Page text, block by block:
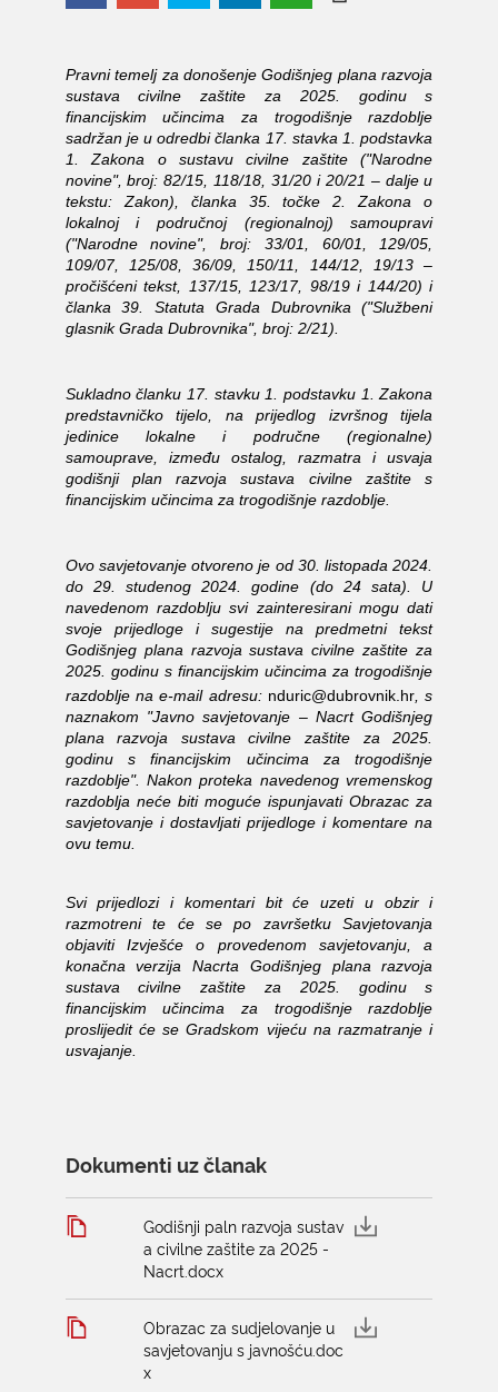
Pravni temelj za donošenje Godišnjeg plana razvoja
sustava civilne zaštite za 2025. godinu s
financijskim učincima za trogodišnje razdoblje
sadržan je u odredbi članka 17. stavka 1. podstavka
1. Zakona o sustavu civilne zaštite ("Narodne
novine", broj: 82/15, 118/18, 31/20 i20/21 – dalje u
tekstu: Zakon), članka 35. točke 2. Zakona o
lokalnoj i područnoj (regionalnoj) samoupravi
("Narodne novine", broj: 33/01, 60/01, 129/05,
109/07, 125/08, 36/09, 150/11, 144/12, 19/13 –
pročišćeni tekst, 137/15, 123/17, 98/19 i 144/20) i
članka39. Statuta Grada Dubrovnika ("Službeni
glasnik Grada Dubrovnika", broj: 2/21).
Sukladno članku 17. stavku 1. podstavku 1. Zakona
predstavničko tijelo, na prijedlog izvršnog tijela
jedinice lokalne i područne (regionalne)
samouprave, između ostalog, razmatra i usvaja
godišnji plan razvoja sustava civilne zaštite s
financijskim učincima za trogodišnje razdoblje.
Ovo savjetovanje otvoreno je od 30. listopada 2024.
do 29. studenog 2024. godine (do 24 sata). U
navedenom razdoblju svi zainteresirani mogu dati
svoje prijedloge i sugestije na predmetni tekst
Godišnjeg plana razvoja sustava civilne zaštite za
2025. godinu s financijskim učincima za trogodišnje
razdoblje na e-mail adresu: nduric@dubrovnik.hr, s
naznakom "Javno savjetovanje – Nacrt Godišnjeg
plana razvoja sustava civilne zaštite za 2025.
godinu s financijskim učincima za trogodišnje
razdoblje". Nakon proteka navedenog vremenskog
razdoblja neće biti moguće ispunjavati Obrazac za
savjetovanje i dostavljati prijedloge i komentare na
ovu temu.
Svi prijedlozi i komentari bit će uzeti u obzir i
razmotreni te će se po završetku Savjetovanja
objaviti Izvješće o provedenom savjetovanju, a
konačna verzija Nacrta Godišnjeg plana razvoja
sustava civilne zaštite za 2025. godinu s
financijskim učincima za trogodišnje razdoblje
proslijedit će se Gradskom vijeću na razmatranje i
usvajanje.
Dokumenti uz članak
Godišnji paln razvoja sustav
a civilne zaštite za 2025 -
Nacrt.docx
Obrazac za sudjelovanje u
savjetovanju s javnošću.doc
x